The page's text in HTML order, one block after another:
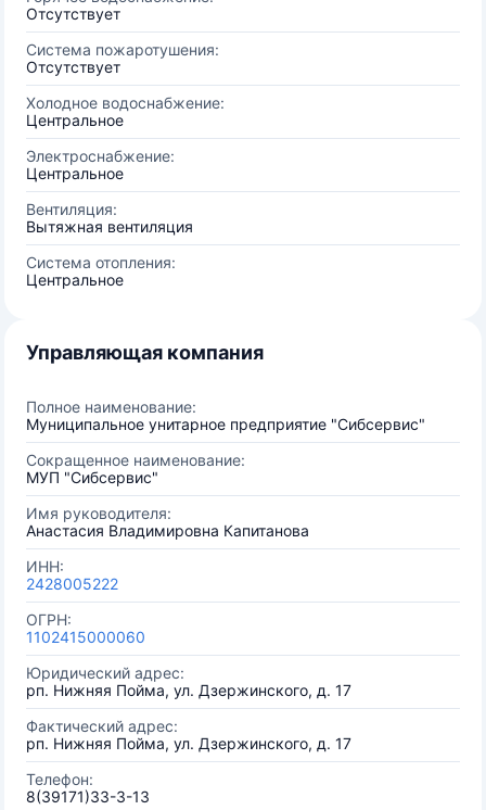
Отсутствует
Система пожаротушения:
Отсутствует
Холодное водоснабжение:
Центральное
Электроснабжение:
Центральное
Вентиляция:
Вытяжная вентиляция
Система отопления:
Центральное
Управляющая компания
Полное наименование:
Муниципальное унитарное предприятие "Сибсервис"
Сокращенное наименование:
МУП "Сибсервис"
Имя руководителя:
Анастасия Владимировна Капитанова
ИНН:
2428005222
ОГРН:
1102415000060
Юридический адрес:
рп. Нижняя Пойма, ул. Дзержинского, д. 17
Фактический адрес:
рп. Нижняя Пойма, ул. Дзержинского, д. 17
Телефон:
8(39171)33-3-13